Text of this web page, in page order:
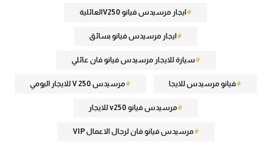
ايجار مرسيدس فيانو V250العائلية
ايجار مرسيدس فيانو بسائق
سيارة للايجار مرسيدس فيانو فان عائلي
فيانو مرسيدس للايجا مرسيدس V 250 للايجار اليومي
مرسيدس فيانو v250 للايجار
مرسيدس فيانو فان لرجال الاعمال VIP